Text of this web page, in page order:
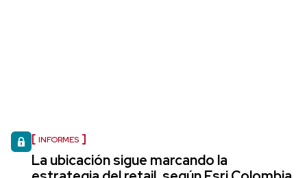
INFORMES
La ubicación sigue marcando la